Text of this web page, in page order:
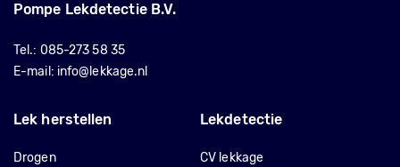
Pompe Lekdetectie B.V.
Tel.: 085-273 58 35
E-mail: info@lekkage.nl
Lekdetectie
CV lekkage
Lek herstellen
Drogen